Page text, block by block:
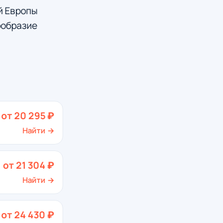
Европы
от 20 295 ₽
Найти →
от 21 304 ₽
Найти →
от 24 430 ₽